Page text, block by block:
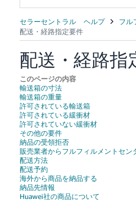
中
文
-
CN
Deutsch
- DE
Español
- ES
Français
- FR
Italiano
- IT
配送・経路指
このページの内容
輸送箱の寸法
輸送箱の重量
許可されている輸送箱
許可されている緩衝材
許可されていない緩衝材
その他の要件
納品の受領拒否
販売業者からフルフィルメントセン
配送方法
配送予約
海外から商品を納品する
納品先情報
Huawei社の商品について